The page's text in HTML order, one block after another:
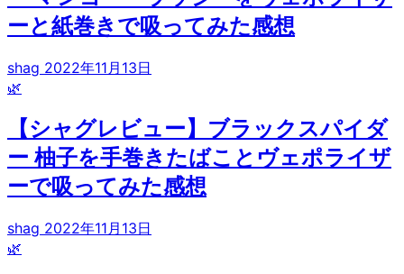
ーと紙巻きで吸ってみた感想
shag 2022年11月13日
🌿
【シャグレビュー】ブラックスパイダ
ー 柚子を手巻きたばことヴェポライザ
ーで吸ってみた感想
shag 2022年11月13日
🌿